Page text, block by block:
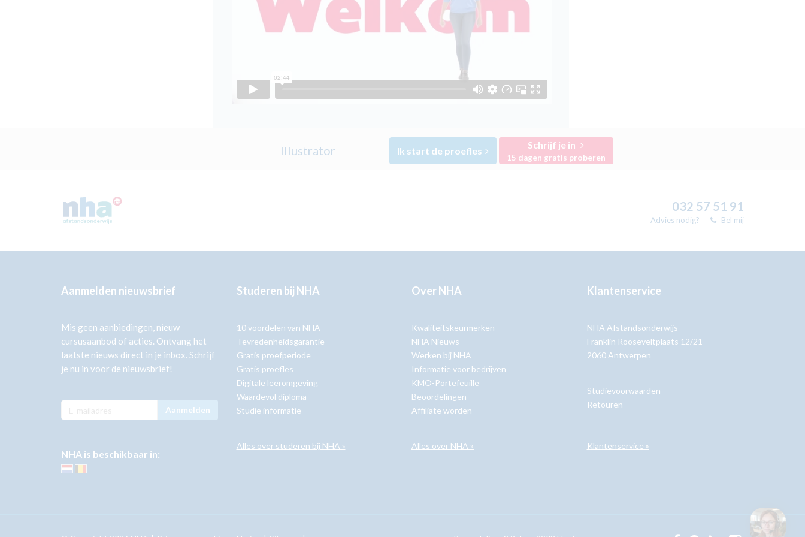
Illustrator Ik start de proefles
Schrijf je in
15 dagen gratis proberen
032 57 51 91
Advies nodig? Bel mij
Aanmelden nieuwsbrief
Mis geen aanbiedingen, nieuw
cursusaanbod of acties. Ontvang het
laatste nieuws direct in je inbox. Schrijf
je nu in voor de nieuwsbrief!
Aanmelden
NHA is beschikbaar in:
Studeren bij NHA
10 voordelen van NHA
Tevredenheidsgarantie
Gratis proefperiode
Gratis proefles
Digitale leeromgeving
Waardevol diploma
Studie informatie
Alles over studeren bij NHA »
Over NHA
Kwaliteitskeurmerken
NHA Nieuws
Werken bij NHA
Informatie voor bedrijven
KMO-Portefeuille
Beoordelingen
Affiliate worden
Alles over NHA »
Klantenservice
NHA Afstandsonderwijs
Franklin Rooseveltplaats 12/21
2060 Antwerpen
Studievoorwaarden
Retouren
Klantenservice »